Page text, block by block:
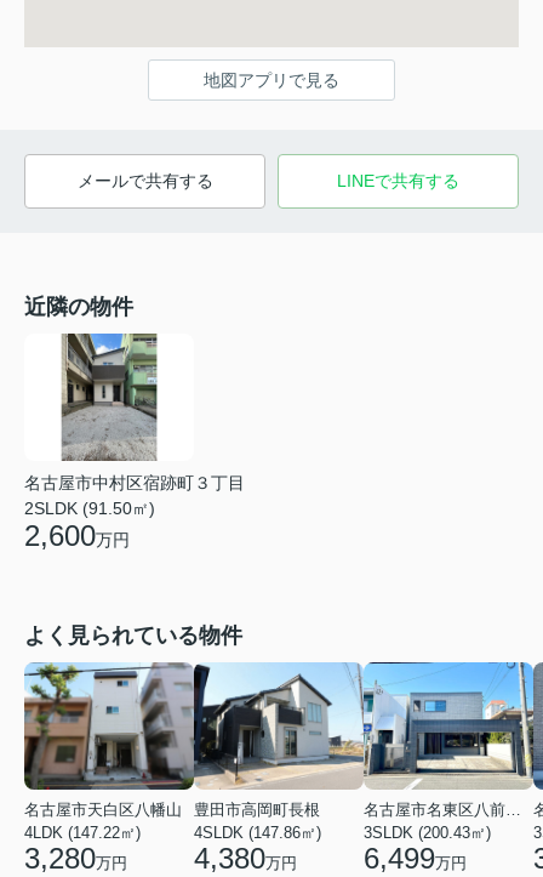
地図アプリで見る
メールで共有する LINEで共有する
近隣の物件
名古屋市中村区宿跡町３丁目
2SLDK (91.50㎡)
2,600万円
よく見られている物件
名古屋市天白区八幡山
4LDK (147.22㎡)
3,280万円
豊田市高岡町長根
4SLDK (147.86㎡)
4,380万円
名古屋市名東区八前３丁目
3SLDK (200.43㎡)
6,499万円